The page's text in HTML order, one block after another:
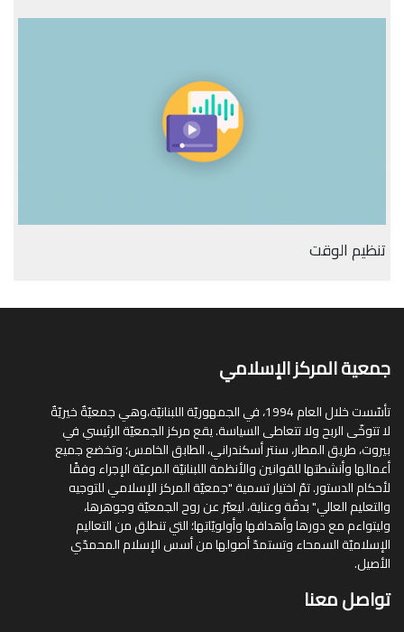
تنظيم الوقت
جمعية المركز الإسلامي
تأسّست خلال العام 1994، في الجمهوريّة اللبنانيّة،وهي جمعيّةٌ خيريّةٌ
لا تتوخّى الربح ولا تتعاطى السياسة. يقع مركز الجمعيّة الرئيسي في
بيروت، طريق المطار، سنتر أسكندراني، الطابق الخامس؛ وتخضع جميع
أعمالها وأنشطتها للقوانين والأنظمة اللبنانيّة المرعيّة الإجراء وفقًا
لأحكام الدستور. تمّ اختيار تسمية "جمعيّة المركز الإسلامي للتوجيه
والتعليم العالي" بدقّة وعناية، ليعبّر عن روح الجمعيّة وجوهرها،
وليتواءم مع دورها وأهدافها وأولويّاتها؛ التي تنطلق من التعاليم
الإسلاميّة السمحاء وتستمدّ أصولها من أسس الإسلام المحمدّي
الأصيل.
تواصل معنا